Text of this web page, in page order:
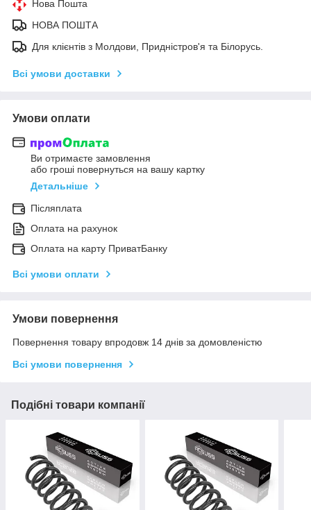
Нова Пошта
НОВА ПОШТА
Для клієнтів з Молдови, Придністров'я та Білорусь.
Всі умови доставки
Умови оплати
Ви отримаєте замовлення
або гроші повернуться на вашу картку
Детальніше
Післяплата
Оплата на рахунок
Оплата на карту ПриватБанку
Всі умови оплати
Умови повернення
Повернення товару впродовж 14 днів за домовленістю
Всі умови повернення
Подібні товари компанії